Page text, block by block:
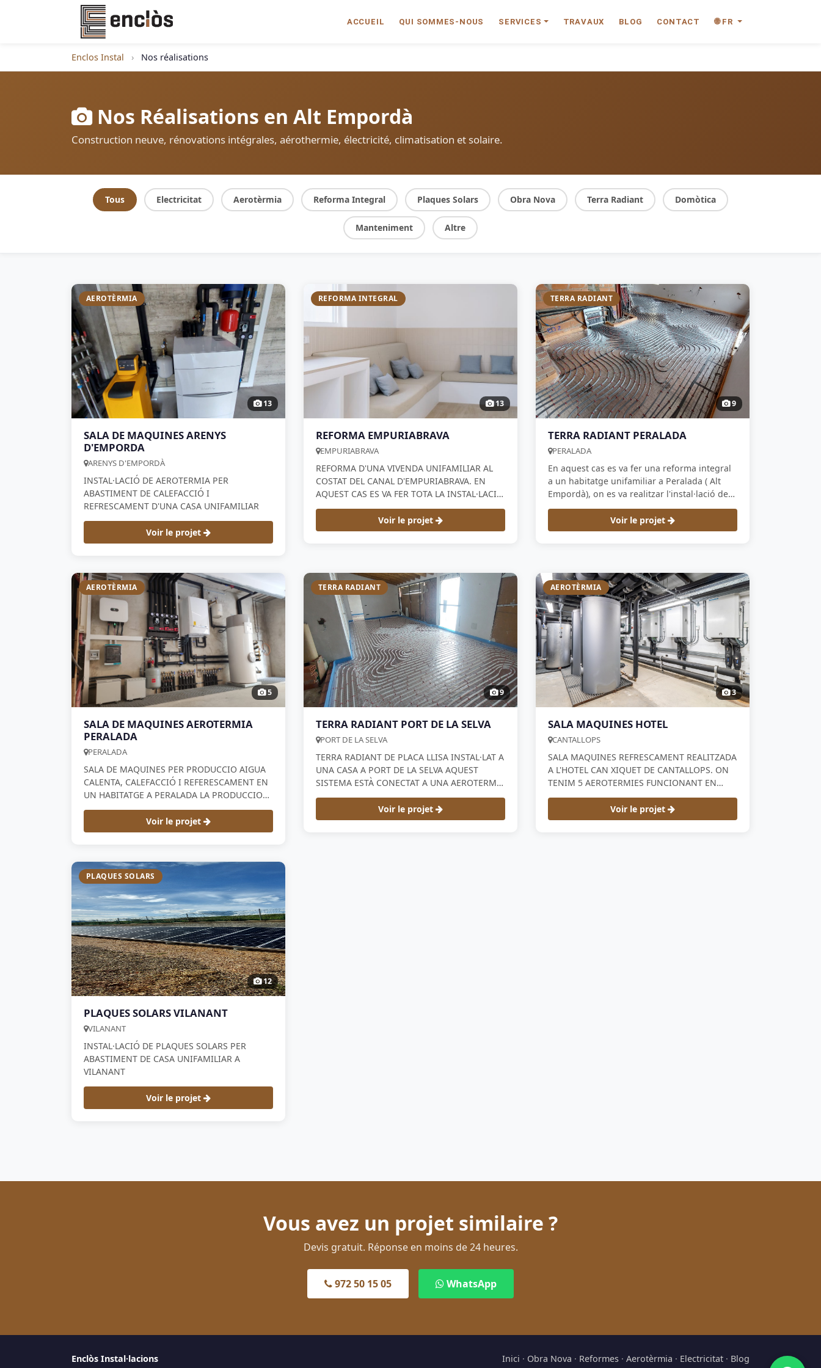
ACCUEIL QUI SOMMES-NOUS SERVICES TRAVAUX BLOG CONTACT 🌐 FR
Enclos Instal › Nos réalisations
Nos Réalisations en Alt Empordà
Construction neuve, rénovations intégrales, aérothermie, électricité, climatisation et solaire.
Tous Electricitat Aerotèrmia Reforma Integral Plaques Solars Obra Nova Terra Radiant Domòtica
Manteniment Altre
AEROTÈRMIA
13
SALA DE MAQUINES ARENYS
D'EMPORDA
ARENYS D'EMPORDÀ
INSTAL·LACIÓ DE AEROTERMIA PER
ABASTIMENT DE CALEFACCIÓ I
REFRESCAMENT D'UNA CASA UNIFAMILIAR
Voir le projet
REFORMA INTEGRAL
13
REFORMA EMPURIABRAVA
EMPURIABRAVA
REFORMA D'UNA VIVENDA UNIFAMILIAR AL
COSTAT DEL CANAL D'EMPURIABRAVA. EN
AQUEST CAS ES VA FER TOTA LA INSTAL·LACIÓ
ELÈCTRICA, DE FONTANERIA I TAMBÉ ES VA
INSTAL·LAR UNITAT D'AIRE ACONDICIONAT
DAIKIN PER LA CLIMATITZACIÓ
Voir le projet
TERRA RADIANT
9
TERRA RADIANT PERALADA
PERALADA
En aquest cas es va fer una reforma integral
a un habitatge unifamiliar a Peralada ( Alt
Empordà), on es va realitzar l'instal·lació de
electricitat, aigua , climatització i calefacció
per terra radiant , amb una aerotermia de
dietrich
Voir le projet
AEROTÈRMIA
5
SALA DE MAQUINES AEROTERMIA
PERALADA
PERALADA
SALA DE MAQUINES PER PRODUCCIO AIGUA
CALENTA, CALEFACCIÓ I REFERESCAMENT EN
UN HABITATGE A PERALADA LA PRODUCCIO
ES FA AMB UNA AEROTERMIA BIBLOC DE LA
MARCA DE DIETRICH es va fer per una
reforma integral
Voir le projet
TERRA RADIANT
9
TERRA RADIANT PORT DE LA SELVA
PORT DE LA SELVA
TERRA RADIANT DE PLACA LLISA INSTAL·LAT A
UNA CASA A PORT DE LA SELVA AQUEST
SISTEMA ESTÀ CONECTAT A UNA AEROTERMIA
PANASONIC es va fer per una obra nova
d'autopromotor en aquest cas també vam fer
tota l'electricitat, ventilacions, fontaneria ,
Voir le projet
AEROTÈRMIA
3
SALA MAQUINES HOTEL
CANTALLOPS
SALA MAQUINES REFRESCAMENT REALITZADA
A L'HOTEL CAN XIQUET DE CANTALLOPS. ON
TENIM 5 AEROTERMIES FUNCIONANT EN
PARAL·LEL LES AEROTERMIES SON DE LA
MARCA PANASONICVoir le projet
PLAQUES SOLARS
12
PLAQUES SOLARS VILANANT
VILANANT
INSTAL·LACIÓ DE PLAQUES SOLARS PER
ABASTIMENT DE CASA UNIFAMILIAR A
VILANANT
Voir le projet
Vous avez un projet similaire ?
Devis gratuit. Réponse en moins de 24 heures.
972 50 15 05 WhatsApp
Enclòs Instal·lacions
Inici · Obra Nova · Reformes · Aerotèrmia · Electricitat · Blog